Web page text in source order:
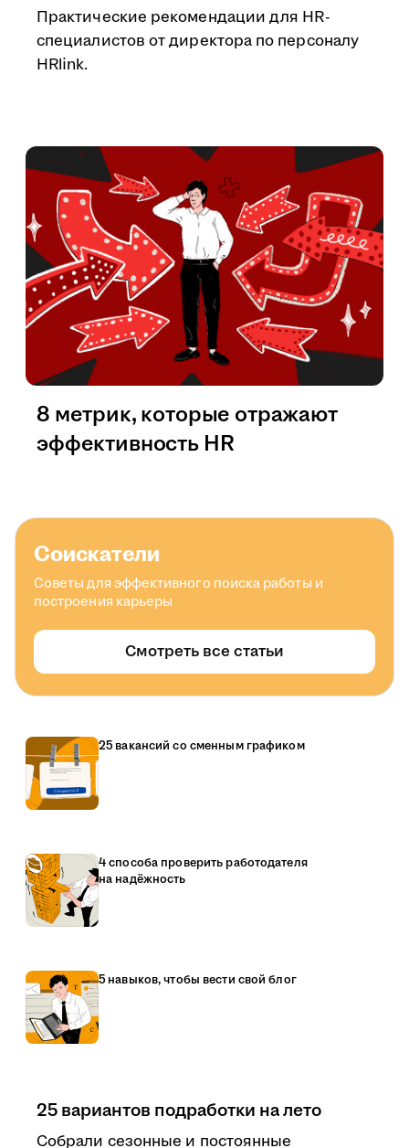
Практические рекомендации для HR-
специалистов от директора по персоналу
HRlink.
8 метрик, которые отражают
эффективность HR
Соискатели
Советы для эффективного поиска работы и
построения карьеры
Смотреть все статьи
25 вакансий со сменным графиком
4 способа проверить работодателя
на надёжность
5 навыков, чтобы вести свой блог
25 вариантов подработки на лето
Собрали сезонные и постоянные